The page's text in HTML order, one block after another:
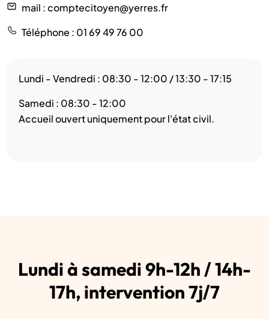
mail : comptecitoyen@yerres.fr
Téléphone : 01 69 49 76 00
Lundi - Vendredi : 08:30 - 12:00 / 13:30 - 17:15
Samedi : 08:30 - 12:00
Accueil ouvert uniquement pour l'état civil.
Lundi à samedi 9h-12h / 14h-
17h, intervention 7j/7